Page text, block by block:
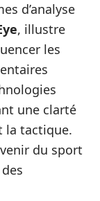
d’analyse
, illustre
les
une clarté
la tactique.
du sport